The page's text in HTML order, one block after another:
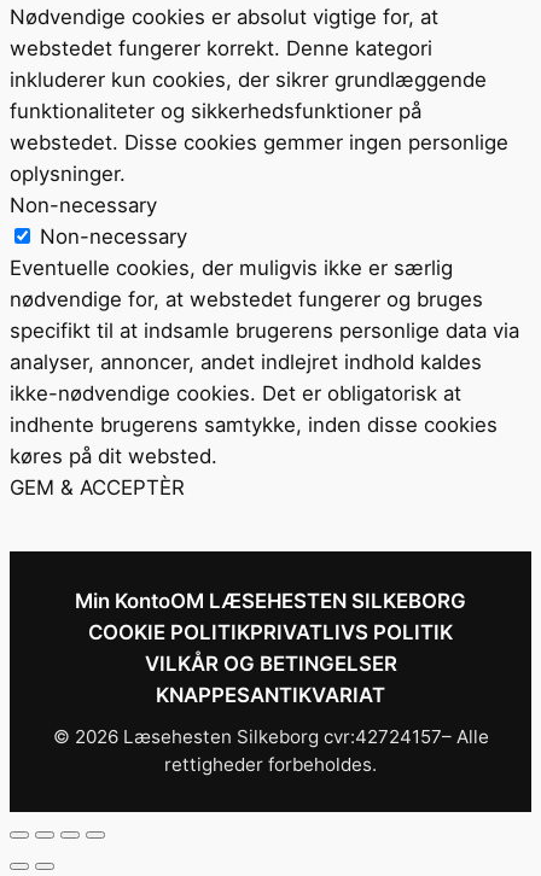
Nødvendige cookies er absolut vigtige for, at
webstedet fungerer korrekt. Denne kategori
inkluderer kun cookies, der sikrer grundlæggende
funktionaliteter og sikkerhedsfunktioner på
webstedet. Disse cookies gemmer ingen personlige
oplysninger.
Non-necessary
Non-necessary
Eventuelle cookies, der muligvis ikke er særlig
nødvendige for, at webstedet fungerer og bruges
specifikt til at indsamle brugerens personlige data via
analyser, annoncer, andet indlejret indhold kaldes
ikke-nødvendige cookies. Det er obligatorisk at
indhente brugerens samtykke, inden disse cookies
køres på dit websted.
GEM & ACCEPTÈR
Min KontoOM LÆSEHESTEN SILKEBORG
COOKIE POLITIKPRIVATLIVS POLITIK
VILKÅR OG BETINGELSER
KNAPPESANTIKVARIAT
© 2026 Læsehesten Silkeborg cvr:42724157– Alle
rettigheder forbeholdes.